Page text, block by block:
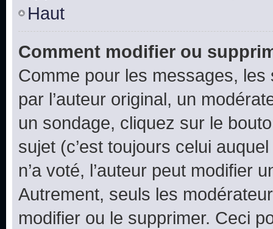
Haut
Comment modifier ou
Comme pour les messages,
par l’auteur original, un
un sondage, cliquez sur le
sujet (c’est toujours celui
n’a voté, l’auteur peut modifier
Autrement, seuls les
modifier ou le supprimer. Ceci